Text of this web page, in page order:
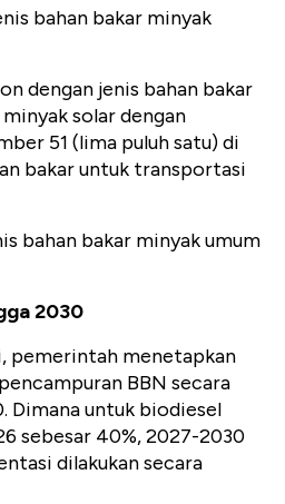
bahan bakar minyak
dengan jenis bahan bakar
solar dengan
51 (lima puluh satu) di
bakar untuk transportasi
bahan bakar minyak umum
2030
pemerintah menetapkan
BBN secara
Dimana untuk biodiesel
sebesar 40%, 2027-2030
dilakukan secara